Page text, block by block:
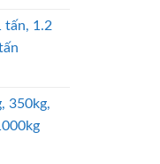
tấn, 1.2
350kg,